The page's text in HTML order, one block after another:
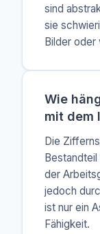
sind
sie
Bilder oder
Wie
mit dem
Die
der
jedoch
ist nur ein
Fähigkeit.